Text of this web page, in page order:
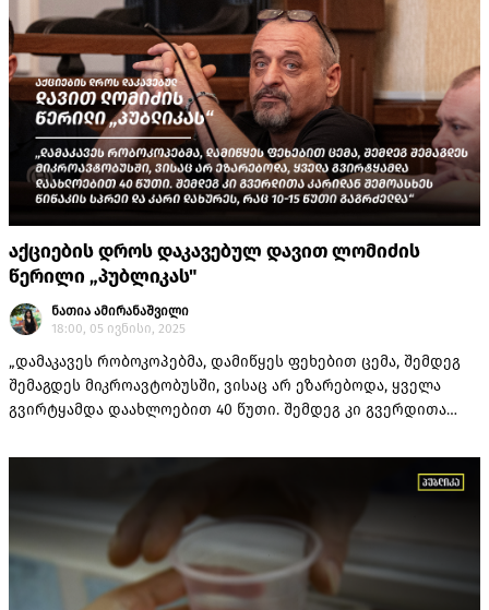
ორგანოს თანამშრომლის მონაწილეობისგან?
აქციების დროს დაკავებულ დავით ლომიძის
წერილი „პუბლიკას"
ნათია ამირანაშვილი
18:00, 05 ივნისი, 2025
„დამაკავეს რობოკოპებმა, დამიწყეს ფეხებით ცემა, შემდეგ
შემაგდეს მიკროავტობუსში, ვისაც არ ეზარებოდა, ყველა
გვირტყამდა დაახლოებით 40 წუთი. შემდეგ კი გვერდითა
15 წუთი გაგრძელდა"